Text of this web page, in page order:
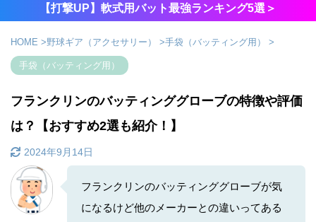
【打撃UP】軟式用バット最強ランキング5選＞
HOME >野球ギア（アクセサリー） >手袋（バッティング用） >
手袋（バッティング用）
フランクリンのバッティンググローブの特徴や評価
は？【おすすめ2選も紹介！】
2024年9月14日
フランクリンのバッティンググローブが気
になるけど他のメーカーとの違いってある